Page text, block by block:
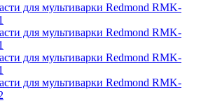
для мультиварки Redmond RMK-
для мультиварки Redmond RMK-
для мультиварки Redmond RMK-
для мультиварки Redmond RMK-